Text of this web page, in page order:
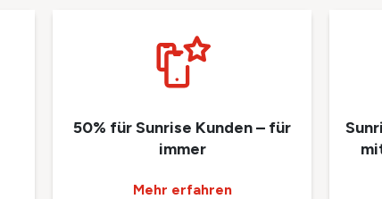
50% für Sunrise Kunden – für
immer
Mehr erfahren